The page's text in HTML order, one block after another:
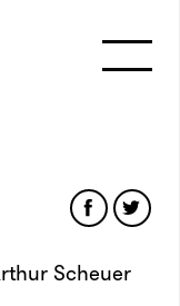
Scheuer